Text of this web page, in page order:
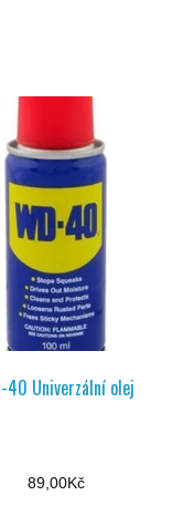
40 Univerzální olej
89,00Kč